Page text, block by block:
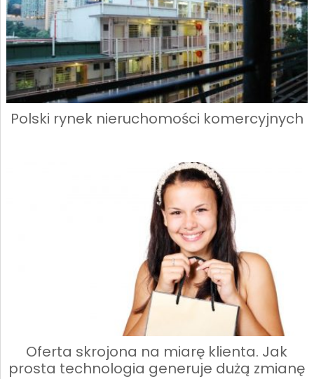
Polski rynek nieruchomości komercyjnych
Oferta skrojona na miarę klienta. Jak
prosta technologia generuje dużą zmianę